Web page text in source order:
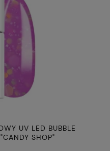
UV LED BUBBLE
SHOP"